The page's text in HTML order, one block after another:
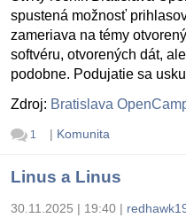
spustená možnosť
zameriava na témy
softvéru, otvorených dát,
podobne. Podujatie sa
Zdroj: Bratislava
1 | Komunita
Linus a Linus
30.11.2025 | 19:40 |